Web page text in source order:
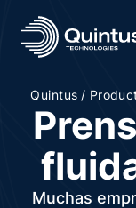
Quintus /
Muchas